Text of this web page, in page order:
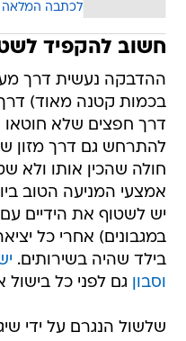
לכתבה המלאה
חשוב להקפיד
ההדבקה נעשית דרך
בכמות קטנה מאוד) דרך
דרך חפצים שלא חוטאו
להתרחש גם דרך מזון
חולה שהכין אותו ולא
אמצעי המניעה הטוב
יש לשטוף את הידיים
במגבונים) אחרי כל
בילד שהיה בשירותים.
וסבון גם לפני כל בישול
שלשול הנגרם על ידי